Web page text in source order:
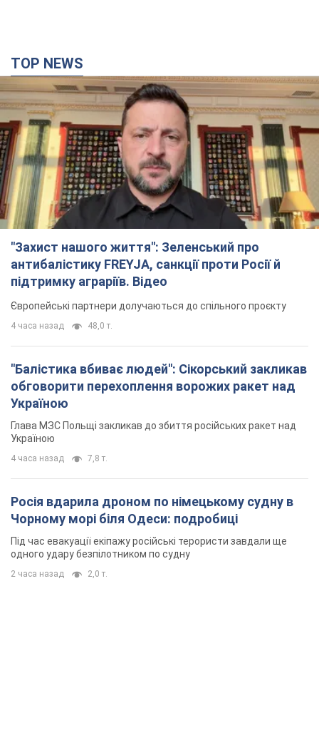
TOP NEWS
"Захист нашого життя": Зеленський про
антибалістику FREYJA, санкції проти Росії й
підтримку аграріїв. Відео
Європейські партнери долучаються до спільного проєкту
4 часа назад 48,0 т.
"Балістика вбиває людей": Сікорський закликав
обговорити перехоплення ворожих ракет над
Україною
Глава МЗС Польщі закликав до збиття російських ракет над
Україною
4 часа назад 7,8 т.
Росія вдарила дроном по німецькому судну в
Чорному морі біля Одеси: подробиці
Під час евакуації екіпажу російські терористи завдали ще
одного удару безпілотником по судну
2 часа назад 2,0 т.